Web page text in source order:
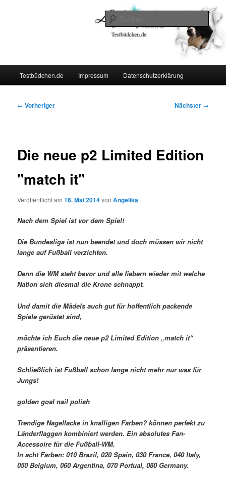
Testbüdchen.de Impressum Datenschutzerklärung
Beitragsnavigation
← Vorheriger Nächster →
Die neue p2 Limited Edition
"match it"
Veröffentlicht am16. Mai 2014vonAngelika
Nach dem Spiel ist vor dem Spiel!
Die Bundesliga ist nun beendet und doch müssen wir nicht
lange auf Fußball verzichten.
Denn die WM steht bevor und alle fiebern wieder mit welche
Nation sich diesmal die Krone schnappt.
Und damit die Mädels auch gut für hoffentlich packende
Spiele gerüstet sind,
möchte ich Euch die neue p2 Limited Edition „match it“
präsentieren.
Schließlich ist Fußball schon lange nicht mehr nur was für
Jungs!
golden goal nail polish
Trendige Nagellacke in knalligen Farben? können perfekt zu
Länderflaggen kombiniert werden. Ein absolutes Fan-
Accessoire für die Fußball-WM.
In acht Farben: 010 Brazil, 020 Spain, 030 France, 040 Italy,
050 Belgium, 060 Argentina, 070 Portual, 080 Germany.